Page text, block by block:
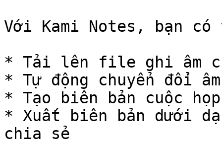
Với Kami Notes, bạn
* Tải lên file ghi âm
* Tự động chuyển đổi
* Tạo biên bản cuộc
* Xuất biên bản dưới
chia sẻ